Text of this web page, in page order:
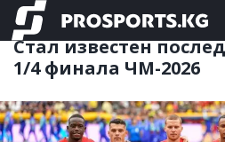
ФУТБОЛ
Стал известен
1/4 финала ЧМ-2026